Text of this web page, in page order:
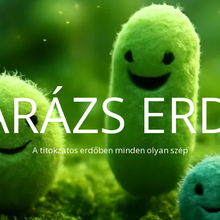
A titokzatos erdőben minden olyan szép